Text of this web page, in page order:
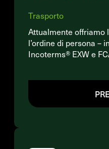
Trasporto
Attualmente offriamo
l’ordine di persona –
Incoterms® EXW e